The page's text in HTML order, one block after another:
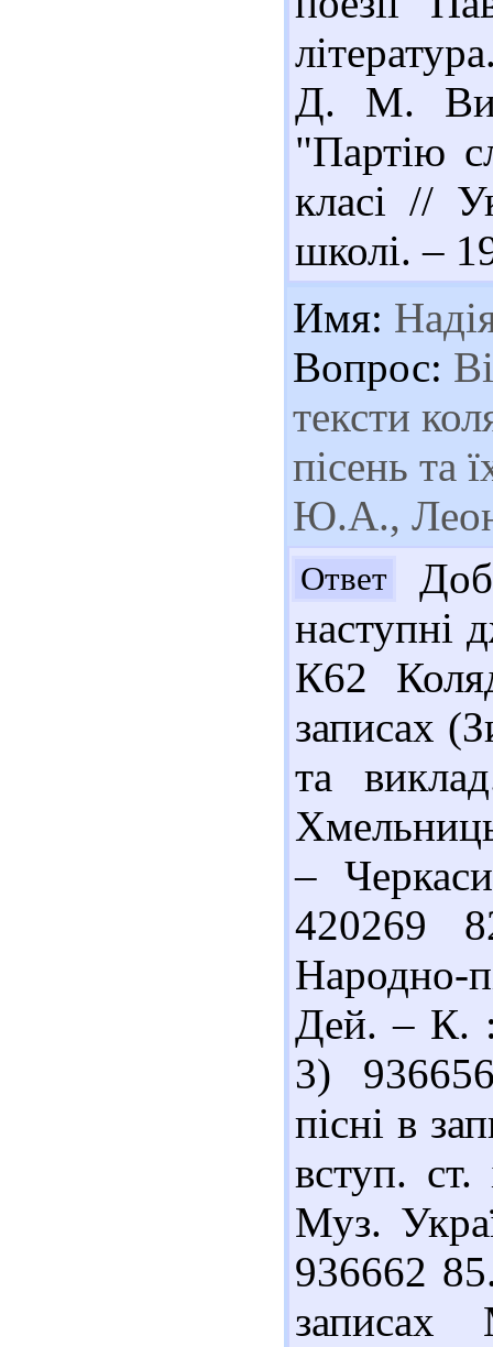
Д. М.
"Партію
класі //
школі. –
Имя:
Вопрос:
тексти
пісень та
Ю.А.,
Ответ
наступні
К62
записах
та
–
420269
Народно-
Дей. – К.
3)
пісні в
вступ.
Муз.
936662